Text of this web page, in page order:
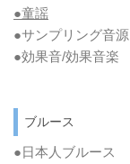
●童謡
●サンプリング音源
●効果音/効果音楽
ブルース
●日本人ブルース